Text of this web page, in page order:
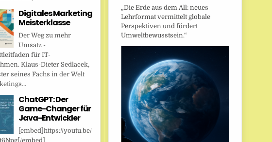
Digitales Marketing
Meisterklasse
Der Weg zu mehr
Umsatz -
für IT-
Klaus-Dieter Sedlacek,
seines Fachs in der Welt
ChatGPT: Der
Game-Changer für
Java-Entwickler
[embed]https://youtu.be/
embed]
„Die Erde aus dem All: neues
Lehrformat vermittelt globale
Perspektiven und fördert
Umweltbewusstsein.“